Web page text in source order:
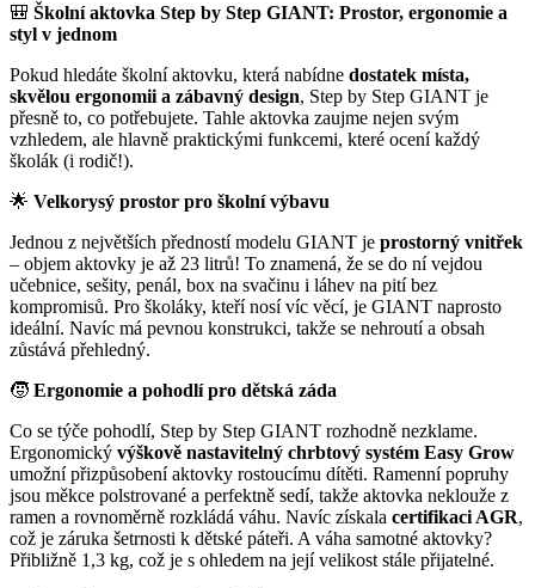
🎒 Školní aktovka Step by Step GIANT: Prostor, ergonomie a
styl v jednom
Pokud hledáte školní aktovku, která nabídne dostatek místa,
skvělou ergonomii a zábavný design, Step by Step GIANT je
přesně to, co potřebujete. Tahle aktovka zaujme nejen svým
vzhledem, ale hlavně praktickými funkcemi, které ocení každý
školák (i rodič!).
🌟 Velkorysý prostor pro školní výbavu
Jednou z největších předností modelu GIANT je prostorný vnitřek
– objem aktovky je až 23 litrů! To znamená, že se do ní vejdou
učebnice, sešity, penál, box na svačinu i láhev na pití bez
kompromisů. Pro školáky, kteří nosí víc věcí, je GIANT naprosto
ideální. Navíc má pevnou konstrukci, takže se nehroutí a obsah
zůstává přehledný.
🧒 Ergonomie a pohodlí pro dětská záda
Co se týče pohodlí, Step by Step GIANT rozhodně nezklame.
Ergonomický výškově nastavitelný chrbtový systém Easy Grow
umožní přizpůsobení aktovky rostoucímu dítěti. Ramenní popruhy
jsou měkce polstrované a perfektně sedí, takže aktovka neklouže z
ramen a rovnoměrně rozkládá váhu. Navíc získala certifikaci AGR,
což je záruka šetrnosti k dětské páteři. A váha samotné aktovky?
Přibližně 1,3 kg, což je s ohledem na její velikost stále přijatelné.